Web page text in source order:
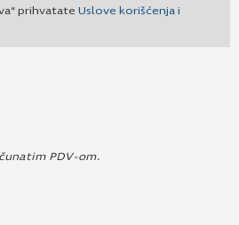
prihvatate Uslove korišćenja i
PDV-om.